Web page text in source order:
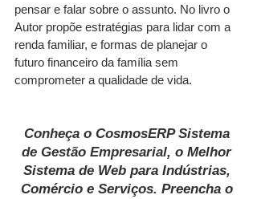
pensar e falar sobre o assunto. No livro o
Autor propõe estratégias para lidar com a
renda familiar, e formas de planejar o
futuro financeiro da família sem
comprometer a qualidade de vida.
Conheça o CosmosERP Sistema
de Gestão Empresarial, o Melhor
Sistema de Web para Indústrias,
Comércio e Serviços. Preencha o